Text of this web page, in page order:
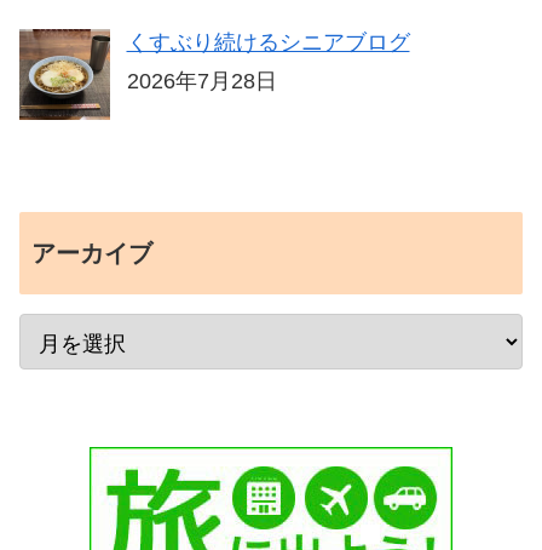
くすぶり続けるシニアブログ
2026年7月28日
アーカイブ